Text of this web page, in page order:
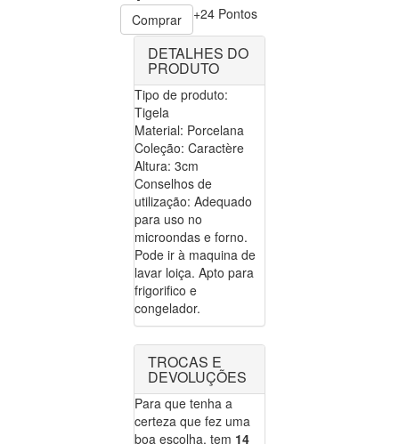
Comprar +24 Pontos
DETALHES DO
PRODUTO
Tipo de produto:
Tigela
Material: Porcelana
Coleção: Caractère
Altura: 3cm
Conselhos de
utilização: Adequado
para uso no
microondas e forno.
Pode ir à maquina de
lavar loiça. Apto para
frigorifico e
congelador.
TROCAS E
DEVOLUÇÕES
Para que tenha a
certeza que fez uma
boa escolha, tem 14